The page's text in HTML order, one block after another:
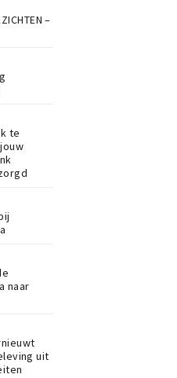
–
te
naar
uit